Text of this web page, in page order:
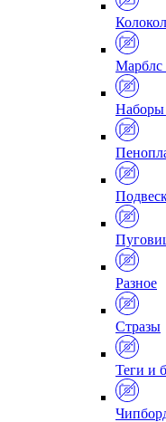
Марблс
Наборы
Разное
Стразы
Теги и